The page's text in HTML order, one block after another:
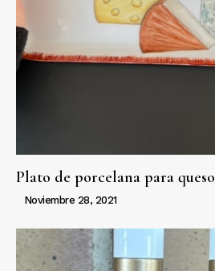
Plato de porcelana para queso
Noviembre 28, 2021